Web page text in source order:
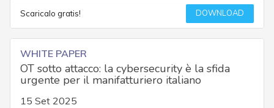
Scaricalo gratis! DOWNLOAD
WHITE PAPER
OT sotto attacco: la cybersecurity è la sfida
urgente per il manifatturiero italiano
15 Set 2025